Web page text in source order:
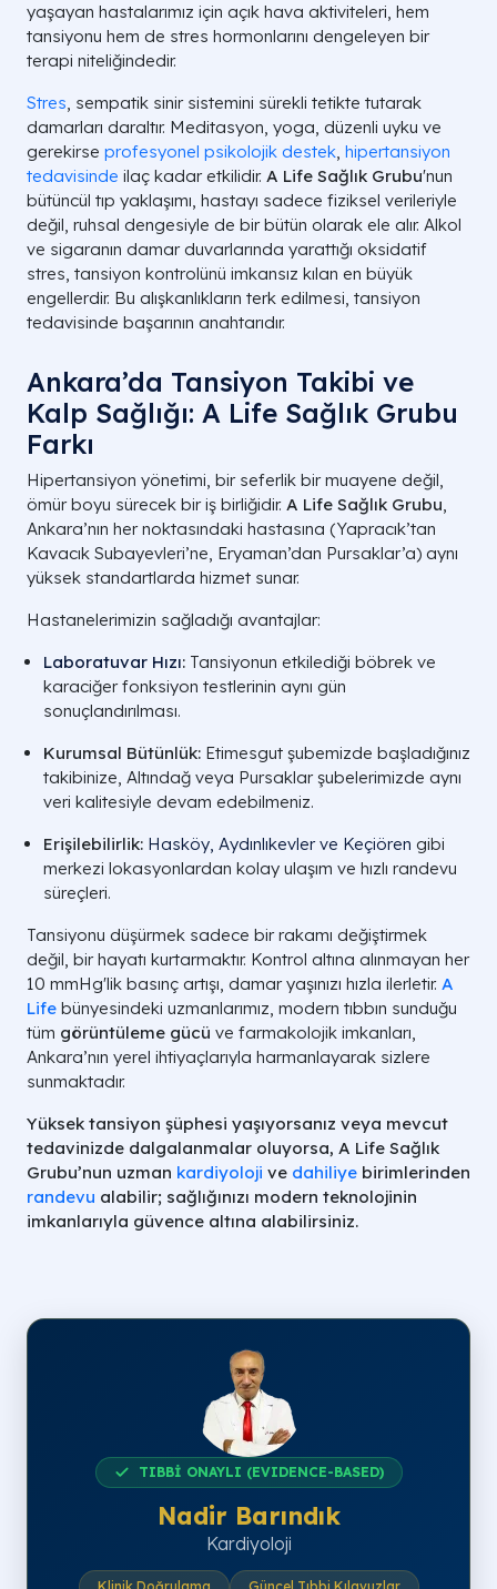
yaşayan hastalarımız için açık hava aktiviteleri, hem
tansiyonu hem de stres hormonlarını dengeleyen bir
terapi niteliğindedir.
Stres, sempatik sinir sistemini sürekli tetikte tutarak
damarları daraltır. Meditasyon, yoga, düzenli uyku ve
gerekirse profesyonel psikolojik destek, hipertansiyon
tedavisinde ilaç kadar etkilidir. A Life Sağlık Grubu'nun
bütüncül tıp yaklaşımı, hastayı sadece fiziksel verileriyle
değil, ruhsal dengesiyle de bir bütün olarak ele alır. Alkol
ve sigaranın damar duvarlarında yarattığı oksidatif
stres, tansiyon kontrolünü imkansız kılan en büyük
engellerdir. Bu alışkanlıkların terk edilmesi, tansiyon
tedavisinde başarının anahtarıdır.
Ankara’da Tansiyon Takibi ve
Kalp Sağlığı: A Life Sağlık Grubu
Farkı
Hipertansiyon yönetimi, bir seferlik bir muayene değil,
ömür boyu sürecek bir iş birliğidir. A Life Sağlık Grubu,
Ankara’nın her noktasındaki hastasına (Yapracık’tan
Kavacık Subayevleri’ne, Eryaman’dan Pursaklar’a) aynı
yüksek standartlarda hizmet sunar.
Hastanelerimizin sağladığı avantajlar:
Laboratuvar Hızı: Tansiyonun etkilediği böbrek ve
karaciğer fonksiyon testlerinin aynı gün
sonuçlandırılması.
Kurumsal Bütünlük: Etimesgut şubemizde başladığınız
takibinize, Altındağ veya Pursaklar şubelerimizde aynı
veri kalitesiyle devam edebilmeniz.
Erişilebilirlik: Hasköy, Aydınlıkevler ve Keçiören gibi
merkezi lokasyonlardan kolay ulaşım ve hızlı randevu
süreçleri.
Tansiyonu düşürmek sadece bir rakamı değiştirmek
değil, bir hayatı kurtarmaktır. Kontrol altına alınmayan her
10 mmHg'lik basınç artışı, damar yaşınızı hızla ilerletir. A
Life bünyesindeki uzmanlarımız, modern tıbbın sunduğu
tüm görüntüleme gücü ve farmakolojik imkanları,
Ankara’nın yerel ihtiyaçlarıyla harmanlayarak sizlere
sunmaktadır.
Yüksek tansiyon şüphesi yaşıyorsanız veya mevcut
tedavinizde dalgalanmalar oluyorsa, A Life Sağlık
Grubu’nun uzman kardiyoloji ve dahiliye birimlerinden
randevu alabilir; sağlığınızı modern teknolojinin
imkanlarıyla güvence altına alabilirsiniz.
TIBBİ ONAYLI (EVIDENCE-BASED)
Nadir Barındık
Kardiyoloji